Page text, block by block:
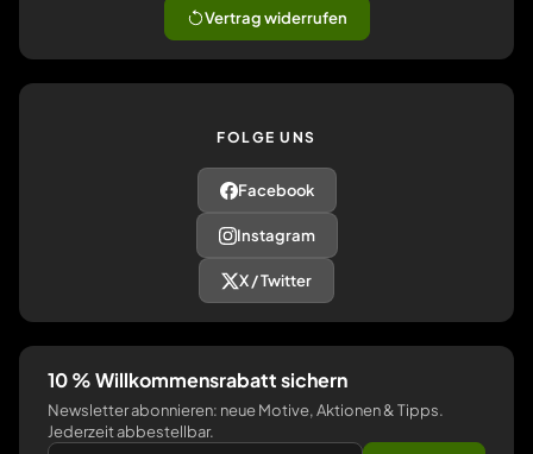
Vertrag widerrufen
FOLGE UNS
Facebook
Instagram
X / Twitter
10 % Willkommensrabatt sichern
Newsletter abonnieren: neue Motive, Aktionen & Tipps.
Jederzeit abbestellbar.